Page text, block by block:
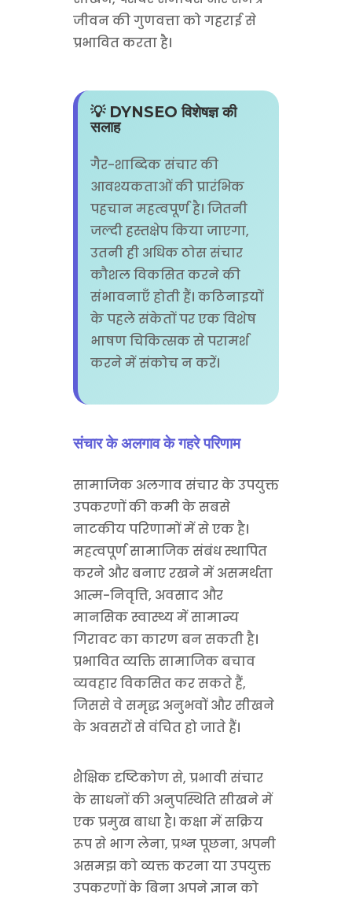
जीवन की गुणवत्ता को गहराई से
प्रभावित करता है।
💡 DYNSEO विशेषज्ञ की
सलाह
गैर-शाब्दिक संचार की
आवश्यकताओं की प्रारंभिक
पहचान महत्वपूर्ण है। जितनी
जल्दी हस्तक्षेप किया जाएगा,
उतनी ही अधिक ठोस संचार
कौशल विकसित करने की
संभावनाएँ होती हैं। कठिनाइयों
के पहले संकेतों पर एक विशेष
भाषण चिकित्सक से परामर्श
करने में संकोच न करें।
संचार के अलगाव के गहरे परिणाम
सामाजिक अलगाव संचार के उपयुक्त
उपकरणों की कमी के सबसे
नाटकीय परिणामों में से एक है।
महत्वपूर्ण सामाजिक संबंध स्थापित
करने और बनाए रखने में असमर्थता
आत्म-निवृत्ति, अवसाद और
मानसिक स्वास्थ्य में सामान्य
गिरावट का कारण बन सकती है।
प्रभावित व्यक्ति सामाजिक बचाव
व्यवहार विकसित कर सकते हैं,
जिससे वे समृद्ध अनुभवों और सीखने
के अवसरों से वंचित हो जाते हैं।
शैक्षिक दृष्टिकोण से, प्रभावी संचार
के साधनों की अनुपस्थिति सीखने में
एक प्रमुख बाधा है। कक्षा में सक्रिय
रूप से भाग लेना, प्रश्न पूछना, अपनी
असमझ को व्यक्त करना या उपयुक्त
उपकरणों के बिना अपने ज्ञान को